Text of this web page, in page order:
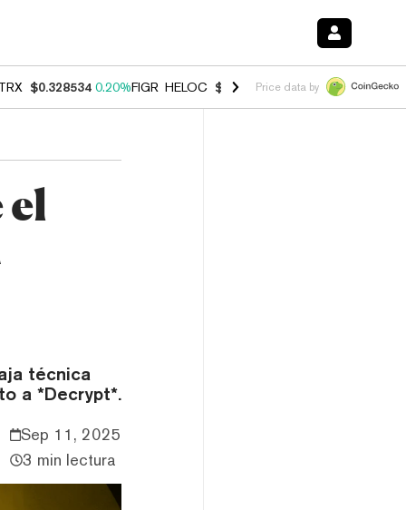
$0.328534 0.20%FIGR_HELOC $1.007 -2.70%HYPE $54.78 -
Price data by
el
técnica
a *Decrypt*.
Sep 11, 2025
3 min lectura